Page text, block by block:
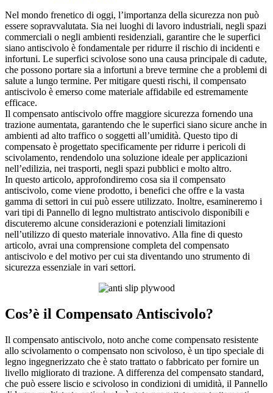
Nel mondo frenetico di oggi, l’importanza della sicurezza non può
essere sopravvalutata. Sia nei luoghi di lavoro industriali, negli spazi
commerciali o negli ambienti residenziali, garantire che le superfici
siano antiscivolo è fondamentale per ridurre il rischio di incidenti e
infortuni. Le superfici scivolose sono una causa principale di cadute,
che possono portare sia a infortuni a breve termine che a problemi di
salute a lungo termine. Per mitigare questi rischi, il compensato
antiscivolo è emerso come materiale affidabile ed estremamente
efficace.
Il compensato antiscivolo offre maggiore sicurezza fornendo una
trazione aumentata, garantendo che le superfici siano sicure anche in
ambienti ad alto traffico o soggetti all’umidità. Questo tipo di
compensato è progettato specificamente per ridurre i pericoli di
scivolamento, rendendolo una soluzione ideale per applicazioni
nell’edilizia, nei trasporti, negli spazi pubblici e molto altro.
In questo articolo, approfondiremo cosa sia il compensato
antiscivolo, come viene prodotto, i benefici che offre e la vasta
gamma di settori in cui può essere utilizzato. Inoltre, esamineremo i
vari tipi di Pannello di legno multistrato antiscivolo disponibili e
discuteremo alcune considerazioni e potenziali limitazioni
nell’utilizzo di questo materiale innovativo. Alla fine di questo
articolo, avrai una comprensione completa del compensato
antiscivolo e del motivo per cui sta diventando uno strumento di
sicurezza essenziale in vari settori.
Cos’è il Compensato Antiscivolo?
Il compensato antiscivolo, noto anche come compensato resistente
allo scivolamento o compensato non scivoloso, è un tipo speciale di
legno ingegnerizzato che è stato trattato o fabbricato per fornire un
livello migliorato di trazione. A differenza del compensato standard,
che può essere liscio e scivoloso in condizioni di umidità, il Pannello